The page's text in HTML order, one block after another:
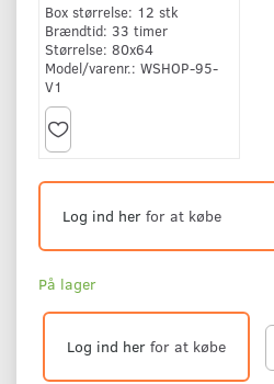
Box størrelse: 12 stk
Brændtid: 33 timer
Størrelse: 80x64
Model/varenr.: WSHOP-95-
V1
Log ind her for at købe
På lager
Log ind her for at købe